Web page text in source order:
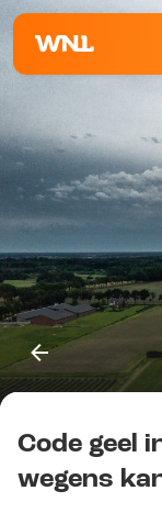
Code geel
wegens